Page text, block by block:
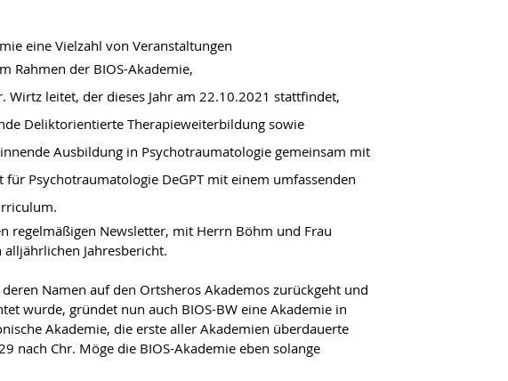
eine Vielzahl von Veranstaltungen
Rahmen der BIOS-Akademie,
Wirtz leitet, der dieses Jahr am 22.10.2021 stattfindet,
Deliktorientierte Therapieweiterbildung sowie
Ausbildung in Psychotraumatologie gemeinsam mit
für Psychotraumatologie DeGPT mit einem umfassenden
regelmäßigen Newsletter, mit Herrn Böhm und Frau
Jahresbericht.
Namen auf den Ortsheros Akademos zurückgeht und
wurde, gründet nun auch BIOS-BW eine Akademie in
Akademie, die erste aller Akademien überdauerte
nach Chr. Möge die BIOS-Akademie eben solange